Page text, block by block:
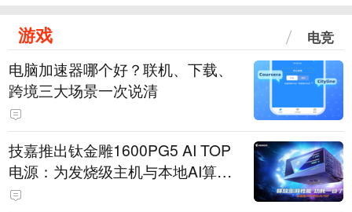
游戏 电竞
电脑加速器哪个好？联机、下载、
跨境三大场景一次说清
技嘉推出钛金雕1600PG5 AI TOP
电源：为发烧级主机与本地AI算力
打造旗舰供电方案